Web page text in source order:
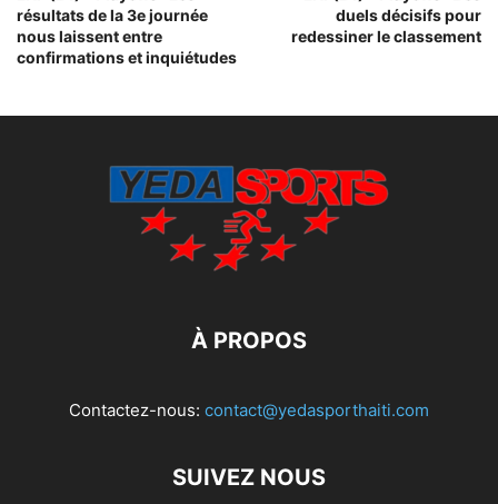
résultats de la 3e journée
nous laissent entre
confirmations et inquiétudes
duels décisifs pour
redessiner le classement
À PROPOS
Contactez-nous: contact@yedasporthaiti.com
SUIVEZ NOUS